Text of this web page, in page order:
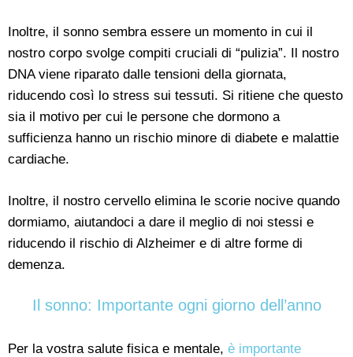
Inoltre, il sonno sembra essere un momento in cui il
nostro corpo svolge compiti cruciali di “pulizia”. Il nostro
DNA viene riparato dalle tensioni della giornata,
riducendo così lo stress sui tessuti. Si ritiene che questo
sia il motivo per cui le persone che dormono a
sufficienza hanno un rischio minore di diabete e malattie
cardiache.
Inoltre, il nostro cervello elimina le scorie nocive quando
dormiamo, aiutandoci a dare il meglio di noi stessi e
riducendo il rischio di Alzheimer e di altre forme di
demenza.
Il sonno: Importante ogni giorno dell’anno
Per la vostra salute fisica e mentale, è importante